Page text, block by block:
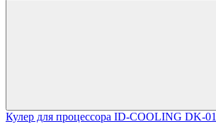
Кулер для процессора ID-COOLING DK-